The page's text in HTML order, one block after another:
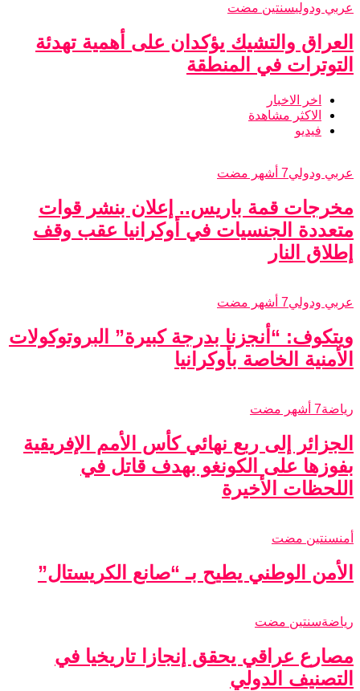
عربي ودوليسنتين مضت
العراق والتشيك يؤكدان على أهمية تهدئة
التوترات في المنطقة
اخر الاخبار
الاكثر مشاهدة
فيديو
عربي ودولي7 أشهر مضت
مخرجات قمة باريس.. إعلان بنشر قوات
متعددة الجنسيات في أوكرانيا عقب وقف
إطلاق النار
عربي ودولي7 أشهر مضت
ويتكوف: “أنجزنا بدرجة كبيرة” البروتوكولات
الأمنية الخاصة بأوكرانيا
رياضة7 أشهر مضت
الجزائر إلى ربع نهائي كأس الأمم الإفريقية
بفوزها على الكونغو بهدف قاتل في
اللحظات الأخيرة
أمنسنتين مضت
الأمن الوطني يطيح بـ “صانع الكريستال”
رياضةسنتين مضت
مصارع عراقي يحقق إنجازا تاريخيا في
التصنيف الدولي